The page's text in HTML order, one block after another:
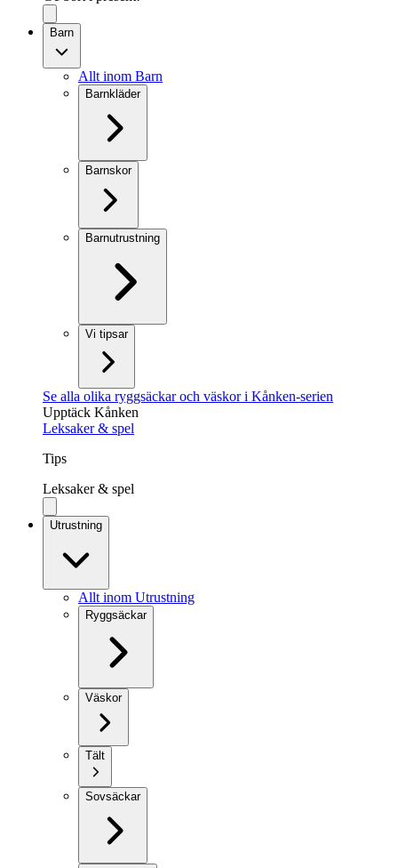
Barn
Allt inom Barn
Barnkläder
Barnskor
Barnutrustning
Vi tipsar
Se alla olika ryggsäckar och väskor i Kånken-serien
Upptäck Kånken
Leksaker & spel
Tips
Leksaker & spel
Utrustning
Allt inom Utrustning
Ryggsäckar
Väskor
Tält
Sovsäckar